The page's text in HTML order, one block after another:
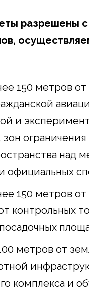
разрешены
150 метров
и
зон
над
официальных
150 метров
контрольных
метров от
комплекса и